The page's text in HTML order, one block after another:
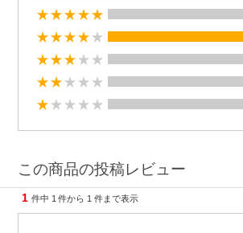
この商品の投稿レビュー
1 件中 1 件から 1 件まで表示